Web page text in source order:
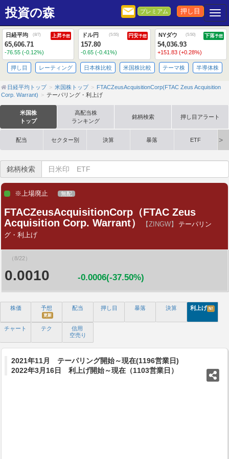
投資の森 プレミアム 押し目
日経平均 (8/7) 上昇予想
65,606.71
-76.55 (-0.12%)
ドル円 (5:55) 円安予想
157.80
-0.65 (-0.41%)
NYダウ (5:50) 下落予想
54,036.93
+151.83 (+0.28%)
押し目 レーティング 日本株比較 米国株比較 テーマ株 半導体株
日経平均トップ 米国株トップ
FTACZeusAcquisitionCorp(FTAC Zeus Acquisition
Corp. Warrant)
テーパリング・利上げ
米国株
トップ
高配当株
ランキング
銘柄検索 押し目アラート
配当 セクター別 決算 暴落 ETF
銘柄検索
※上場廃止 無配
FTACZeusAcquisitionCorp（FTAC Zeus
Acquisition Corp. Warrant）
【ZINGW】
テーパリン
グ・利上げ
（8/22）
0.0010 -0.0006(-37.50%)
株価 予想
更新
配当 押し目 暴落 決算 利上げ N!
チャート テク
信用
空売り
2021年11月 テーパリング開始～現在(1196営業日)
2022年3月16日 利上げ開始～現在（1103営業日）